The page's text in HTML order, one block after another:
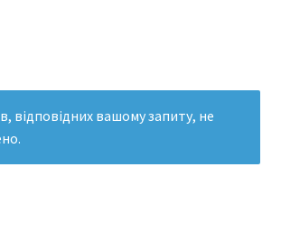
відповідних вашому запиту, не